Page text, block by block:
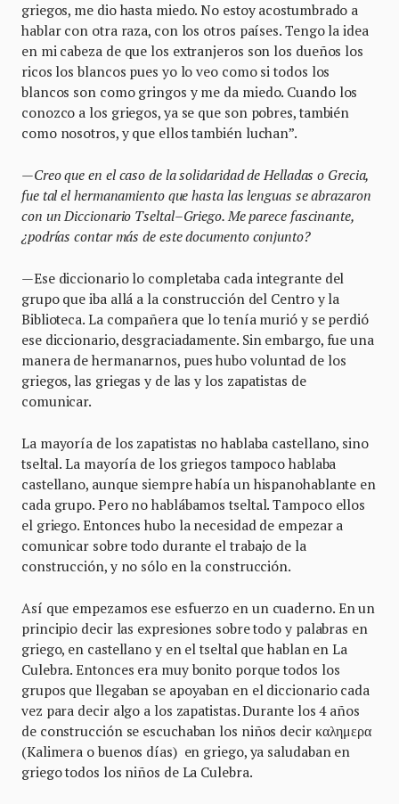
griegos, me dio hasta miedo. No estoy acostumbrado a
hablar con otra raza, con los otros países. Tengo la idea
en mi cabeza de que los extranjeros son los dueños los
ricos los blancos pues yo lo veo como si todos los
blancos son como gringos y me da miedo. Cuando los
conozco a los griegos, ya se que son pobres, también
como nosotros, y que ellos también luchan”.
—Creo que en el caso de la solidaridad de Helladas o Grecia,
fue tal el hermanamiento que hasta las lenguas se abrazaron
con un Diccionario Tseltal–Griego. Me parece fascinante,
¿podrías contar más de este documento conjunto?
—Ese diccionario lo completaba cada integrante del
grupo que iba allá a la construcción del Centro y la
Biblioteca. La compañera que lo tenía murió y se perdió
ese diccionario, desgraciadamente. Sin embargo, fue una
manera de hermanarnos, pues hubo voluntad de los
griegos, las griegas y de las y los zapatistas de
comunicar.
La mayoría de los zapatistas no hablaba castellano, sino
tseltal. La mayoría de los griegos tampoco hablaba
castellano, aunque siempre había un hispanohablante en
cada grupo. Pero no hablábamos tseltal. Tampoco ellos
el griego. Entonces hubo la necesidad de empezar a
comunicar sobre todo durante el trabajo de la
construcción, y no sólo en la construcción.
Así que empezamos ese esfuerzo en un cuaderno. En un
principio decir las expresiones sobre todo y palabras en
griego, en castellano y en el tseltal que hablan en La
Culebra. Entonces era muy bonito porque todos los
grupos que llegaban se apoyaban en el diccionario cada
vez para decir algo a los zapatistas. Durante los 4 años
de construcción se escuchaban los niños decir καλημερα
(Kalimera o buenos días) en griego, ya saludaban en
griego todos los niños de La Culebra.